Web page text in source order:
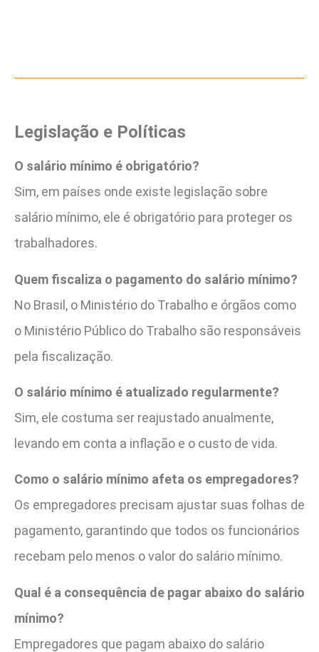
Legislação e Políticas
O salário mínimo é obrigatório?
Sim, em países onde existe legislação sobre
salário mínimo, ele é obrigatório para proteger os
trabalhadores.
Quem fiscaliza o pagamento do salário mínimo?
No Brasil, o Ministério do Trabalho e órgãos como
o Ministério Público do Trabalho são responsáveis
pela fiscalização.
O salário mínimo é atualizado regularmente?
Sim, ele costuma ser reajustado anualmente,
levando em conta a inflação e o custo de vida.
Como o salário mínimo afeta os empregadores?
Os empregadores precisam ajustar suas folhas de
pagamento, garantindo que todos os funcionários
recebam pelo menos o valor do salário mínimo.
Qual é a consequência de pagar abaixo do salário
mínimo?
Empregadores que pagam abaixo do salário